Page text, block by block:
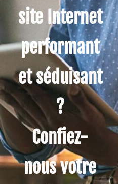
site Internet
performant
et séduisant
?
Confiez-
nous votre